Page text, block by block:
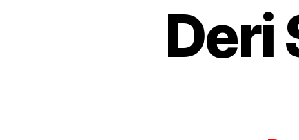
Deri